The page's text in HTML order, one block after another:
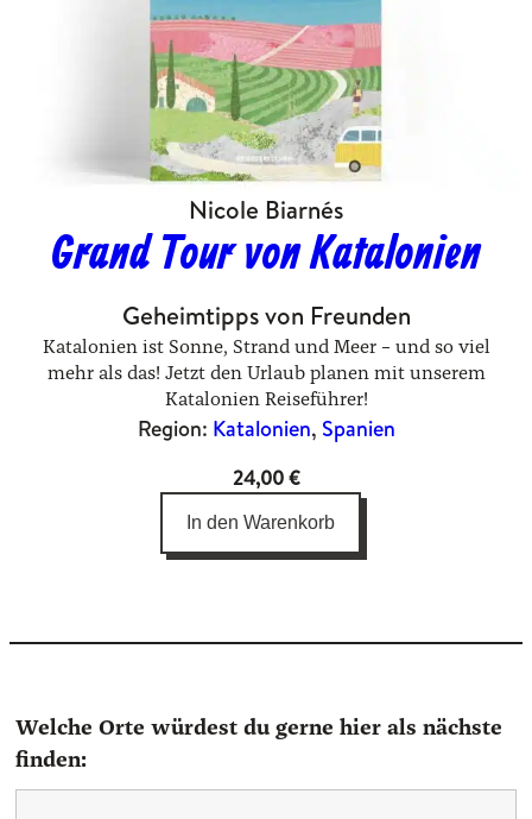
Nicole Biarnés
Grand Tour von Katalonien
Geheimtipps von Freunden
Katalonien ist Sonne, Strand und Meer – und so viel
mehr als das! Jetzt den Urlaub planen mit unserem
Katalonien Reiseführer!
Region: Katalonien, Spanien
24,00€
In den Warenkorb
Welche Orte würdest du gerne hier als nächste
finden: